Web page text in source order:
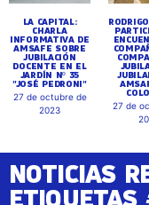
LA CAPITAL:
CHARLA
INFORMATIVA DE
AMSAFE SOBRE
JUBILACIÓN
DOCENTE EN EL
JARDÍN Nº 35
"JOSÉ PEDRONI"
27 de octubre de
2023
27 de
NOTICIAS